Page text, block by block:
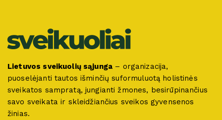
Lietuvos sveikuolių sąjunga – organizacija,
puoselėjanti tautos išminčių suformuluotą holistinės
sveikatos sampratą, jungianti žmones, besirūpinančius
savo sveikata ir skleidžiančius sveikos gyvensenos
žinias.